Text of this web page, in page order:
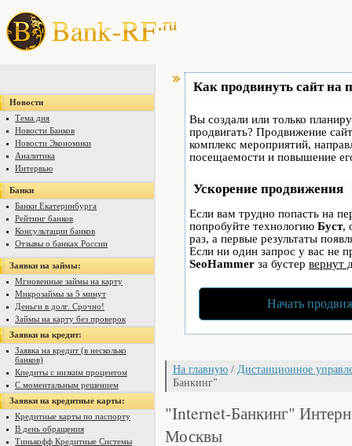
Новости
Тема дня
Новости Банков
Новости Экономики
Аналитика
Интервью
Банки
Банки Екатеринбурга
Рейтинг банков
Консультации банков
Отзывы о банках России
Заявки на займы:
Мгновенные займы на карту
Микрозаймы за 5 минут
Деньги в долг. Срочно!
Займы на карту без проверок
Заявки на кредит:
Заявка на кредит (в несколько
банков)
Кпедиты с низким процентом
С моментальным решением
Заявки на кредитные карты:
Кредитные карты по паспорту
В день обращения
Тинькофф Кредитные Системы
Как продвинуть сайт на
Вы создали или только
продвигать? Продвижение
комплекс мероприятий,
посещаемости и повышение
Ускорение продвижения
Если вам трудно попасть на
попробуйте технологию Буст,
раз, а первые результаты
Если ни один запрос у вас не
SeoHammer за бустер вернут
Начать
На главную / Дистанционное
Банкинг"
"Internet-Банкинг"
Москвы